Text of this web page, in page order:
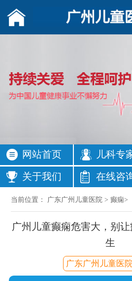
网站首页 儿科专
关于我们 在线咨
当前位置： 广东广州儿童医院 >癫痫>
广州儿童癫痫危害大，别
生
广东广州儿童医